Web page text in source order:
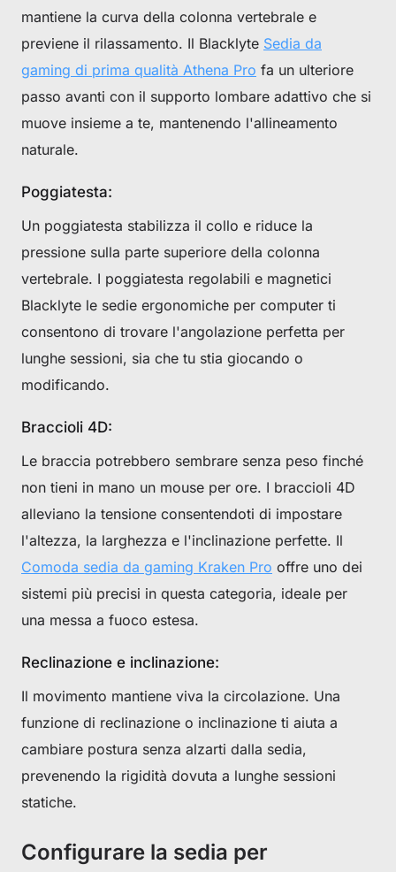
mantiene la curva della colonna vertebrale e
previene il rilassamento. Il Blacklyte Sedia da
gaming di prima qualità Athena Pro fa un ulteriore
passo avanti con il supporto lombare adattivo che si
muove insieme a te, mantenendo l'allineamento
naturale.
Poggiatesta:
Un poggiatesta stabilizza il collo e riduce la
pressione sulla parte superiore della colonna
vertebrale. I poggiatesta regolabili e magnetici
Blacklyte le sedie ergonomiche per computer ti
consentono di trovare l'angolazione perfetta per
lunghe sessioni, sia che tu stia giocando o
modificando.
Braccioli 4D:
Le braccia potrebbero sembrare senza peso finché
non tieni in mano un mouse per ore. I braccioli 4D
alleviano la tensione consentendoti di impostare
l'altezza, la larghezza e l'inclinazione perfette. Il
Comoda sedia da gaming Kraken Pro offre uno dei
sistemi più precisi in questa categoria, ideale per
una messa a fuoco estesa.
Reclinazione e inclinazione:
Il movimento mantiene viva la circolazione. Una
funzione di reclinazione o inclinazione ti aiuta a
cambiare postura senza alzarti dalla sedia,
prevenendo la rigidità dovuta a lunghe sessioni
statiche.
Configurare la sedia per
Get €30 off your first order!